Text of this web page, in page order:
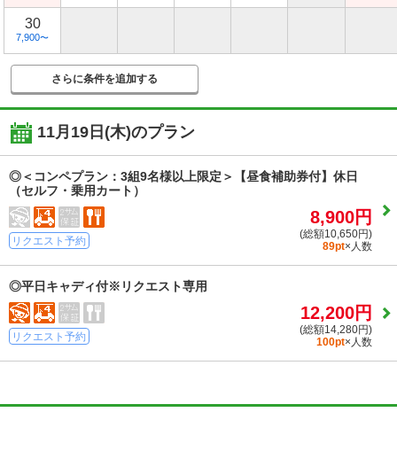
30
7,900〜
さらに条件を追加する
11月19日(木)のプラン
◎＜コンペプラン：3組9名様以上限定＞【昼食補助券付】休日
（セルフ・乗用カート）
リクエスト予約
8,900円
(総額10,650円)
89pt×人数
◎平日キャディ付※リクエスト専用
リクエスト予約
12,200円
(総額14,280円)
100pt×人数